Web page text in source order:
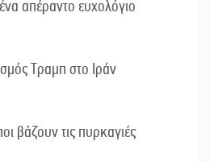
απέραντο ευχολόγιο
Τραμπ στο Ιράν
βάζουν τις πυρκαγιές